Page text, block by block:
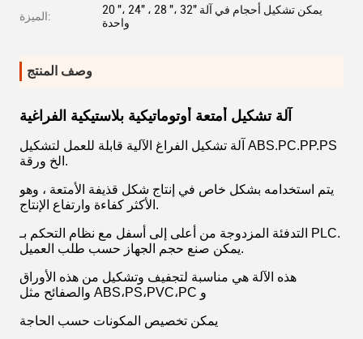
الميزة:
20 "، 24" ، 28 "، 32" يمكن تشكيل أحجام في آلة
واحدة
وصف المنتج
آلة تشكيل أمتعة أوتوماتيكية بلاستيكية الفراغية
آلة تشكيل الفراغ الآلية قابلة للعمل لتشكيل ABS.PC.PP.PS
الخ ورقة.
يتم استخدامه بشكل خاص في إنتاج شكل قذيفة الأمتعة ، وهو
الأكثر كفاءة وارتفاع الإنتاج.
التدفئة المزدوجة من أعلى إلى أسفل مع نظام التحكم بـ PLC.
يمكن صنع حجم الجهاز حسب طلب العميل.
هذه الآلة هي مناسبة لتجفيف وتشكيل من هذه الأوراق
والصفائح مثل ABS،PS،PVC،PC و
يمكن تخصيص المكونات حسب الحاجة